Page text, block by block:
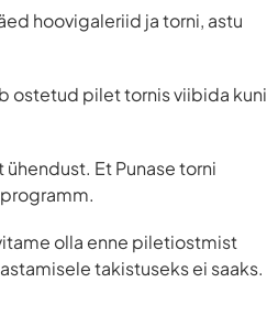
hoovigaleriid ja torni, astu
ostetud pilet tornis viibida kuni
Et Punase torni
olla enne piletiostmist
takistuseks ei saaks.